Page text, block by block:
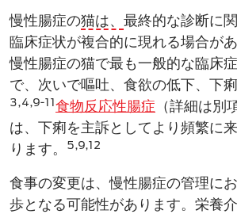
慢性腸症の猫は、 最終的な診断に
臨床症状が複合的に現れる場合があ
慢性腸症の猫で最も一般的な臨床
で、次いで嘔吐、食欲の低下​、下痢
3,4,9-11食物反応性腸症 （詳細は別
は、下痢を主訴としてより頻繁に
ります。
5,9,12
食事の変更​は、慢性腸症の管理に
歩となる可能性があります。栄養